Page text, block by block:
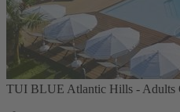
TUI BLUE Atlantic Hills - Adults